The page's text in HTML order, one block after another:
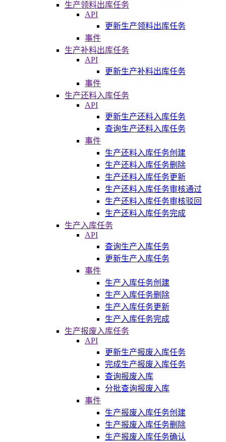
生产领料出库任务
API
更新生产领料出库任务
事件
生产补料出库任务
API
更新生产补料出库任务
事件
生产还料入库任务
API
更新生产还料入库任务
查询生产还料入库任务
事件
生产还料入库任务创建
生产还料入库任务删除
生产还料入库任务更新
生产还料入库任务审核通过
生产还料入库任务审核驳回
生产还料入库任务完成
生产入库任务
API
查询生产入库任务
更新生产入库任务
事件
生产入库任务创建
生产入库任务删除
生产入库任务更新
生产入库任务完成
生产报废入库任务
API
更新生产报废入库任务
完成生产报废入库任务
查询报废入库
分批查询报废入库
事件
生产报废入库任务创建
生产报废入库任务删除
生产报废入库任务确认